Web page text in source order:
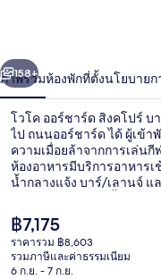
บาย
IHG
า
ถัดไป
158+
ภาพรวมห้องพักที่ตั้งนโยบายก
โวโค ออร์ชาร์ด สิงคโปร์ บ
ไป ถนนออร์ชาร์ด ได้ ผู้เข้า
ความเมื่อยล้าจากการเล่นกี
ห้องอาหารมีบริการอาหาร
น้ำกลางแจ้ง บาร์/เลานจ์ แ
ทำเล ใกล้ขนส่งสาธารณะ:
ถึง สถานีออร์ชาร์ดบูเลอวาร์ด
ราคา
ปัจจุบัน
฿7,175
฿7,175
ราคารวม ฿8,603
รวมภาษีและค่าธรรมเนียม
6 ก.ย. - 7 ก.ย.